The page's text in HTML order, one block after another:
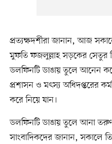
প্রত্যক্ষদর্শীরা জানান, আজ
মুফতি ফজলুল্লাহ সড়কের সেতুর
ডলফিনটি ডাঙায় তুলে আনেন
প্রশাসন ও মৎস্য অধিদপ্তরের
করে নিয়ে যান।
ডলফিনটি ডাঙায় তুলে আনা
সাংবাদিকদের জানান, সকালে